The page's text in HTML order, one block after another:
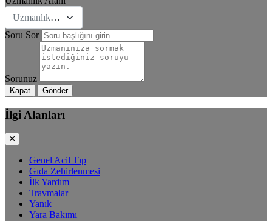
Uzmanlık Se&#231;iniz
Soru Sor
Sorunuz
Kapat Gönder
İlgi Alanları
Genel Acil Tıp
Gıda Zehirlenmesi
İlk Yardım
Travmalar
Yanık
Yara Bakımı